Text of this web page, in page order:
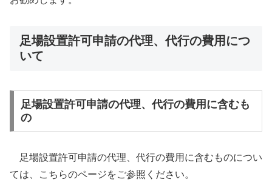
足場設置許可申請の代理、代行の費用につ
いて
足場設置許可申請の代理、代行の費用に含むも
の
足場設置許可申請の代理、代行の費用に含むものについ
ては、こちらのページをご参照ください。